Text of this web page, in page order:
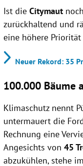
Ist dieCitymaut
zurückhaltend und
eine höhere Priorität
Neuer Rekord: 35
100.000 Bäume
Klimaschutz nennt
untermauert die
Rechnung eine
Angesichts von45
abzukühlen, stehe